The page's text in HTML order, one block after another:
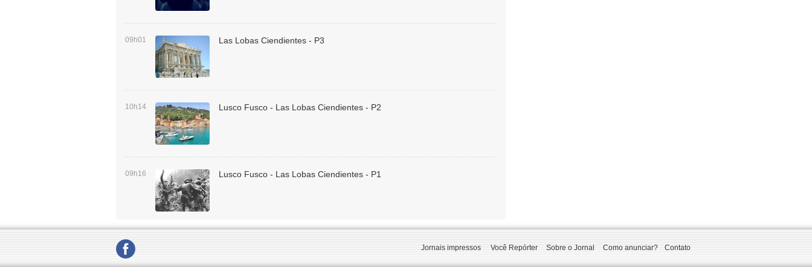
09h01 Las Lobas Ciendientes - P3
10h14 Lusco Fusco - Las Lobas Ciendientes - P2
09h16 Lusco Fusco - Las Lobas Ciendientes - P1
Jornais impressos Você Repórter Sobre o Jornal Como anunciar? Contato